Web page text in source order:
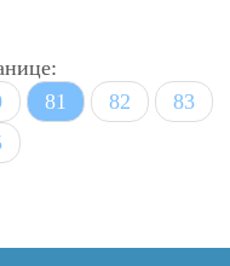
81 82
83